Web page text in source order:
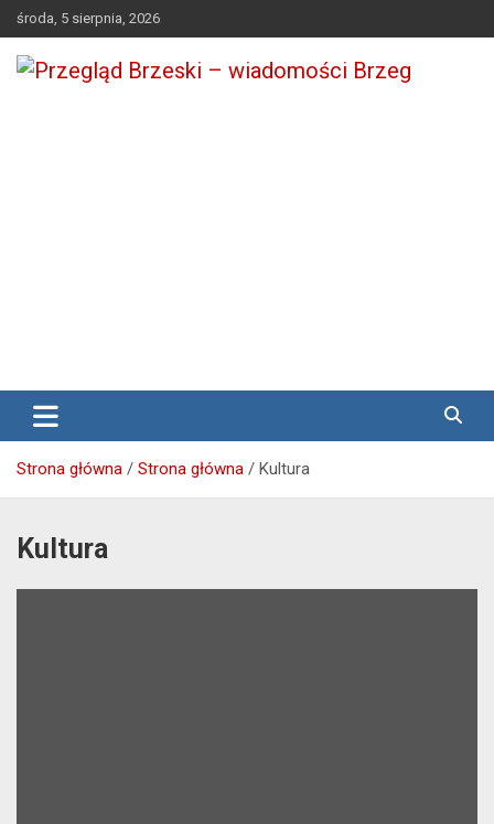
Skip
to
content
środa, 5 sierpnia, 2026
Przegląd Brzeski – wiadomości
Brzeg
Brzeg24
Strona główna Strona główna Kultura
Kultura